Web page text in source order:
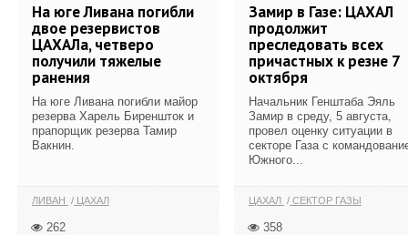
На юге Ливана погибли
двое резервистов
ЦАХАЛа, четверо
получили тяжелые
ранения
На юге Ливана погибли майор
резерва Харель Биреншток и
прапорщик резерва Тамир
Вакнин.
ЛИВАН ЦАХАЛ
262
Замир в Газе: ЦАХАЛ
продолжит
преследовать всех
причастных к резне 7
октября
Начальник Генштаба Эяль
Замир в среду, 5 августа,
провел оценку ситуации в
секторе Газа с
Южного...
ЦАХАЛ СЕКТОР ГАЗЫ
358